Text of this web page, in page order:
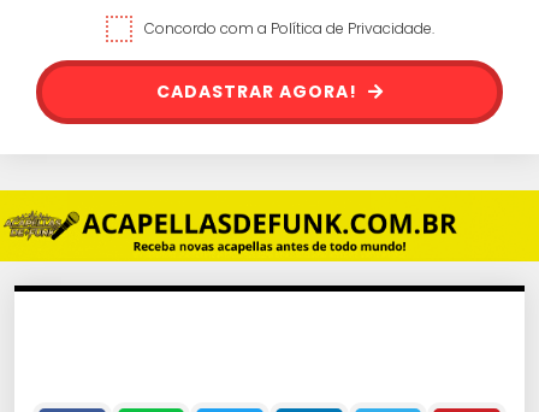
Concordo com a Política de Privacidade.
CADASTRAR AGORA!